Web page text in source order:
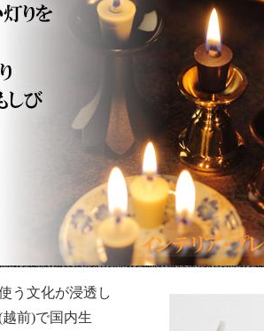
う文化が浸透し
前)で国内生